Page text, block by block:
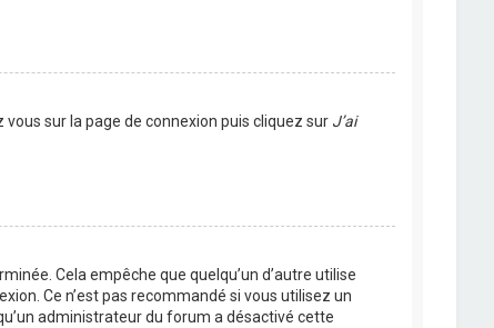
sur la page de connexion puis cliquez sur J’ai
Cela empêche que quelqu’un d’autre utilise
Ce n’est pas recommandé si vous utilisez un
administrateur du forum a désactivé cette